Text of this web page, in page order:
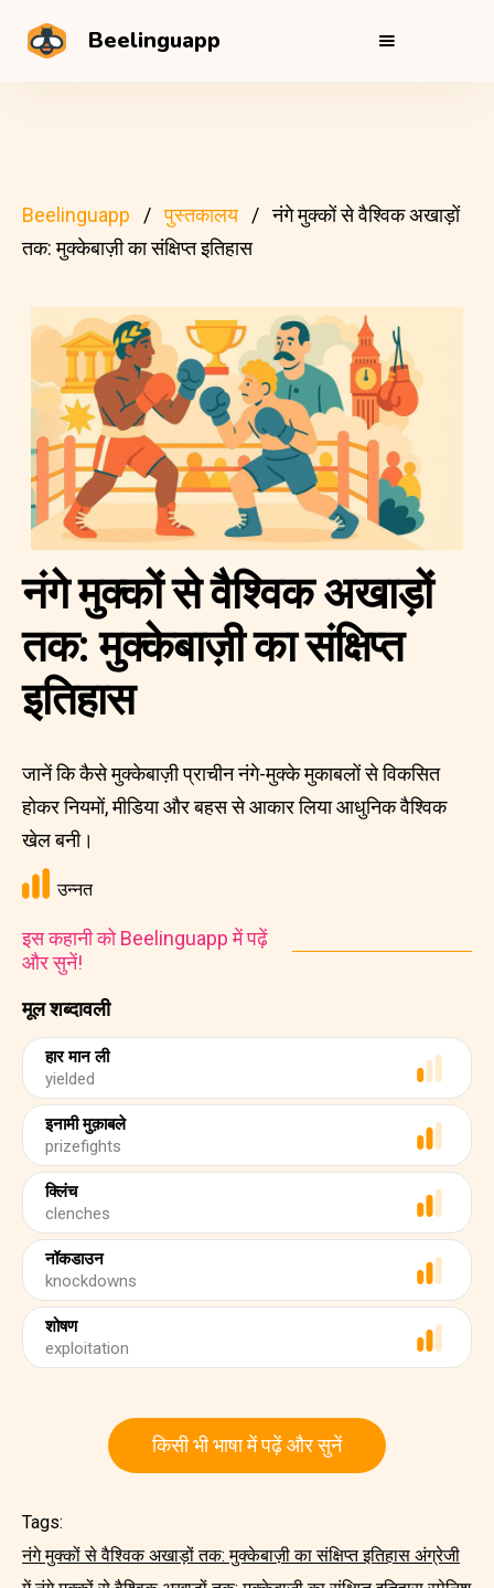
Beelinguapp
Beelinguapp पुस्तकालय
नंगे मुक्कों से वैश्विक अखाड़ों
तक: मुक्केबाज़ी का संक्षिप्त इतिहास
मूल शब्दावली
हार मान ली
yielded
इनामी मुक़ाबले
prizefights
क्लिंच
clenches
नॉकडाउन
knockdowns
शोषण
exploitation
नंगे मुक्कों से वैश्विक अखाड़ों
तक: मुक्केबाज़ी का संक्षिप्त
इतिहास
जानें कि कैसे मुक्केबाज़ी प्राचीन नंगे-मुक्के मुकाबलों से विकसित
होकर नियमों, मीडिया और बहस से आकार लिया आधुनिक वैश्विक
खेल बनी।
उन्नत
इस कहानी को Beelinguapp में पढ़ें
और सुनें!
किसी भी भाषा में पढ़ें और सुनें
Tags:
नंगे मुक्कों से वैश्विक अखाड़ों तक: मुक्केबाज़ी का संक्षिप्त इतिहास अंग्रेजी